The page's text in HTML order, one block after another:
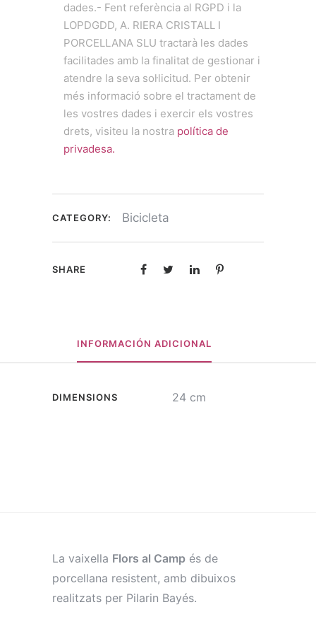
dades.- Fent referència al RGPD i la
LOPDGDD, A. RIERA CRISTALL I
PORCELLANA SLU tractarà les dades
facilitades amb la finalitat de gestionar i
atendre la seva sol·licitud. Per obtenir
més informació sobre el tractament de
les vostres dades i exercir els vostres
drets, visiteu la nostra política de
privadesa.
CATEGORY: Bicicleta
SHARE
INFORMACIÓN ADICIONAL
DIMENSIONS 24 cm
La vaixella Flors al Camp és de
porcellana resistent, amb dibuixos
realitzats per Pilarin Bayés.